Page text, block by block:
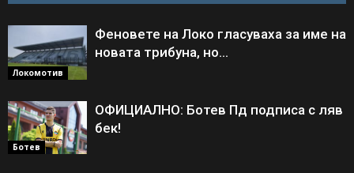
Локомотив
Феновете на Локо гласуваха за име на
новата трибуна, но…
Ботев
ОФИЦИАЛНО: Ботев Пд подписа с ляв
бек!